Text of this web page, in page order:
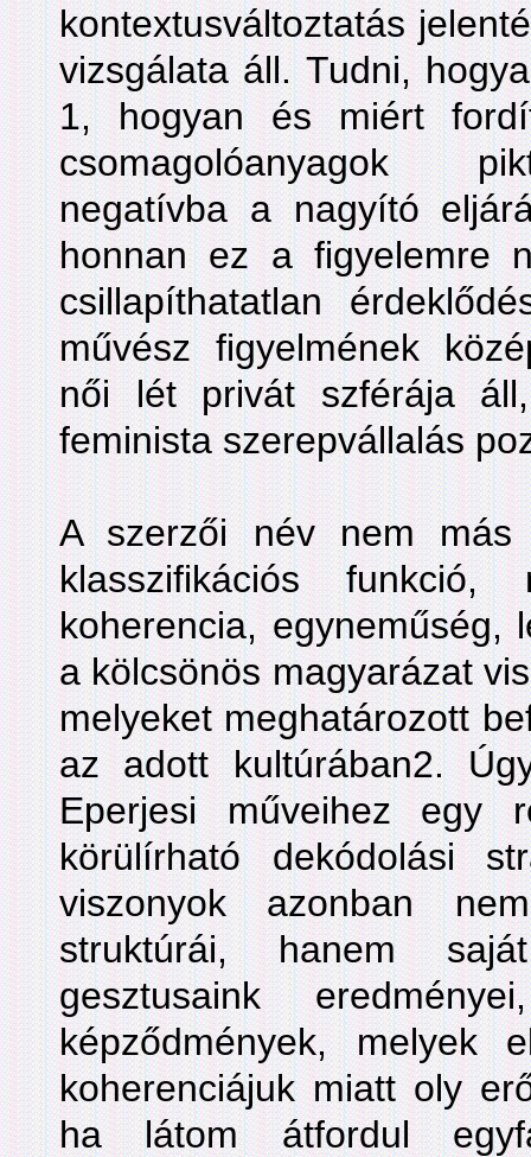
kontextusváltoztatás
vizsgálata áll. Tudni,
1, hogyan és miért
csomagolóanyagok
negatívba a nagyító
honnan ez a figyelemre
csillapíthatatlan
művész figyelmének
női lét privát szférája
feminista szerepvállalás
A szerzői név nem
klasszifikációs
koherencia, egyneműség,
a kölcsönös magyarázat
melyeket meghatározott
az adott kultúrában2.
Eperjesi műveihez egy
körülírható dekódolási
viszonyok azonban
struktúrái, hanem
gesztusaink
képződmények, melyek
koherenciájuk miatt oly
ha látom átfordul